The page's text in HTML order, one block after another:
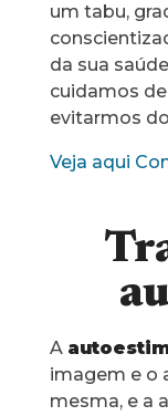
um tabu,
da sua
cuidamos
evitarmos
Veja aqui
A
imagem e o
mesma, e a